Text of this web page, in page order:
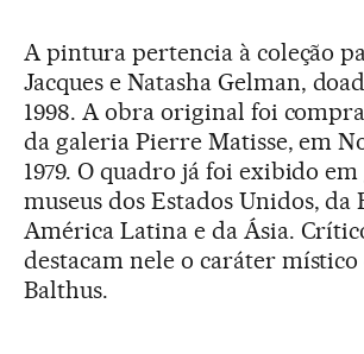
A pintura pertencia à coleção
Jacques e Natasha Gelman,
1998. A obra original foi
da galeria Pierre Matisse, em
1979. O quadro já foi exibido
museus dos Estados Unidos, da
América Latina e da Ásia.
destacam nele o caráter
Balthus.